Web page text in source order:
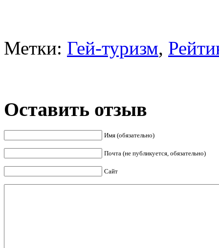
Метки: Гей-туризм,
Оставить отзыв
Имя (обязательно)
Почта (не публикуется, обязательно)
Сайт